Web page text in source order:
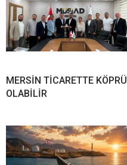
MERSİN TİCARETTE KÖPRÜ
OLABİLİR